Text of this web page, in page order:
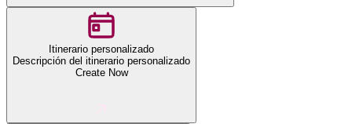
Itinerario personalizado
Descripción del itinerario personalizado
Create Now